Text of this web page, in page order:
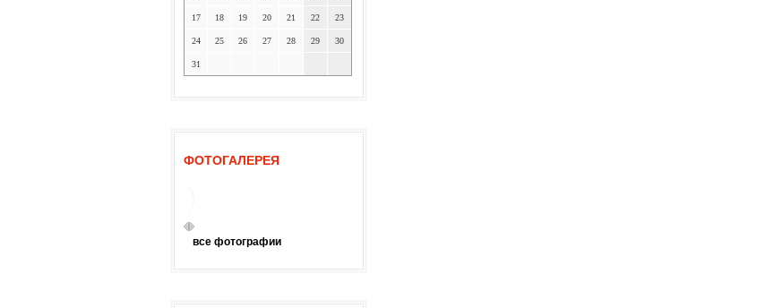
17 18 19 20 21 22 23
24 25 26 27 28 29 30
31
ФОТОГАЛЕРЕЯ
все фотографии